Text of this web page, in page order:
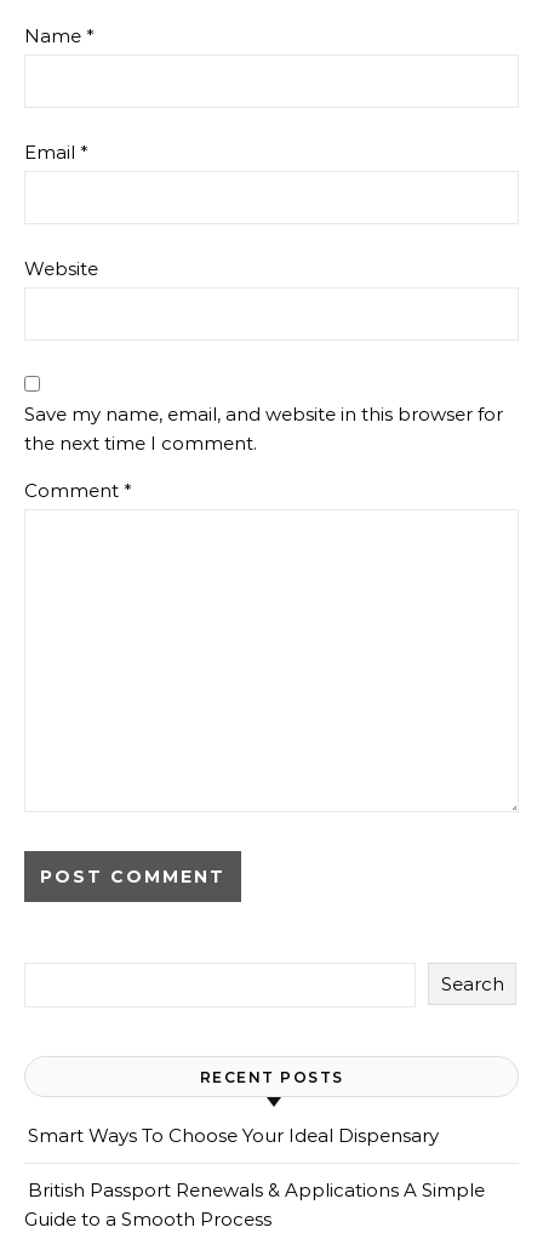
Name *
Email *
Website
Save my name, email, and website in this browser for
the next time I comment.
Comment *
Search
RECENT POSTS
Smart Ways To Choose Your Ideal Dispensary
British Passport Renewals & Applications A Simple
Guide to a Smooth Process